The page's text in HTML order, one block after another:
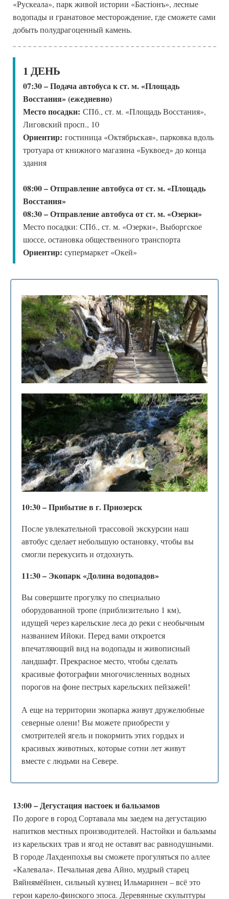
«Рускеала», парк живой истории «Бастiонъ», лесные
водопады и гранатовое месторождение, где сможете сами
добыть полудрагоценный камень.
1 ДЕНЬ
07:30 – Подача автобуса к ст. м. «Площадь
Восстания» (ежедневно)
Место посадки: СПб., ст. м. «Площадь Восстания»,
Лиговский просп., 10
Ориентир: гостиница «Октябрьская», парковка вдоль
тротуара от книжного магазина «Буквоед» до конца
здания
08:00 – Отправление автобуса от ст. м. «Площадь
Восстания»
08:30 – Отправление автобуса от ст. м. «Озерки»
Место посадки: СПб., ст. м. «Озерки», Выборгское
шоссе, остановка общественного транспорта
Ориентир: супермаркет «Окей»
10:30 – Прибытие в г. Приозерск
После увлекательной трассовой экскурсии наш
автобус сделает небольшую остановку, чтобы вы
смогли перекусить и отдохнуть.
11:30 – Экопарк «Долина водопадов»
Вы совершите прогулку по специально
оборудованной тропе (приблизительно 1 км),
идущей через карельские леса до реки с необычным
названием Ийоки. Перед вами откроется
впечатляющий вид на водопады и живописный
ландшафт. Прекрасное место, чтобы сделать
красивые фотографии многочисленных водных
порогов на фоне пестрых карельских пейзажей!
А еще на территории экопарка живут дружелюбные
северные олени! Вы можете приобрести у
смотрителей ягель и покормить этих гордых и
красивых животных, которые сотни лет живут
вместе с людьми на Севере.
13:00 – Дегустация настоек и бальзамов
По дороге в город Сортавала мы заедем на дегустацию
напитков местных производителей. Настойки и бальзамы
из карельских трав и ягод не оставят вас равнодушными.
В городе Лахденпохья вы сможете прогуляться по аллее
«Калевала». Печальная дева Айно, мудрый старец
Вяйнямёйнен, сильный кузнец Ильмаринен – всё это
герои карело-финского эпоса. Деревянные скульптуры